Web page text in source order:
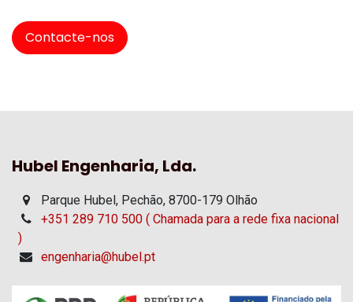
Contacte-nos
Hubel Engenharia, Lda.
Parque Hubel, Pechão, 8700-179 Olhão
+351 289 710 500 ( Chamada para a rede fixa nacional
)
engenharia@hubel.pt